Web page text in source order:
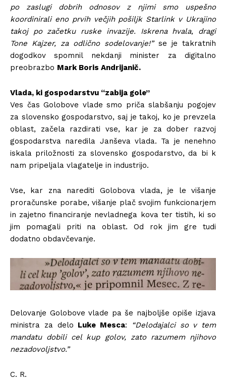
po zaslugi dobrih odnosov z njimi smo uspešno
koordinirali eno prvih večjih pošiljk Starlink v Ukrajino
takoj po začetku ruske invazije. Iskrena hvala, dragi
Tone Kajzer, za odlično sodelovanje!”se je takratnih
dogodkov spomnil nekdanji minister za digitalno
preobrazbo Mark Boris Andrijanič.
Vlada, ki gospodarstvu “zabija gole”
Ves čas Golobove vlade smo priča slabšanju pogojev
za slovensko gospodarstvo, saj je takoj, ko je prevzela
oblast, začela razdirati vse, kar je za dober razvoj
gospodarstva naredila Janševa vlada. Ta je nenehno
iskala priložnosti za slovensko gospodarstvo, da bi k
nam pripeljala vlagatelje in industrijo.
Vse, kar zna narediti Golobova vlada, je le višanje
proračunske porabe, višanje plač svojim funkcionarjem
in zajetno financiranje nevladnega kova ter tistih, ki so
jim pomagali priti na oblast. Od rok jim gre tudi
dodatno obdavčevanje.
Delovanje Golobove vlade pa še najboljše opiše izjava
ministra za delo Luke Mesca:
“Delodajalci so v tem
mandatu dobili cel kup golov, zato razumem njihovo
nezadovoljstvo.”
C. R.